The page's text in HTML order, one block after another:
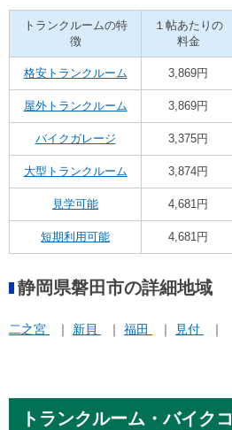
トランクルームの特
徴
１帖あたりの
料金
格安トランクルーム 3,869円
屋外トランクルーム 3,869円
バイクガレージ 3,375円
大型トランクルーム 3,874円
見学可能 4,681円
短期利用可能 4,681円
静岡県磐田市の詳細地域
二之宮 新貝 福田
見付
トランクルーム・バイク